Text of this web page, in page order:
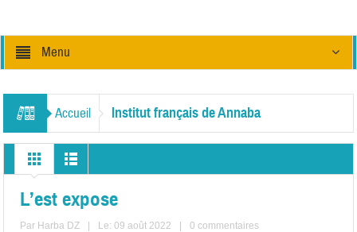
Menu
Accueil Institut français de Annaba
L’est expose
Par Harba DZ Le: 09 août 2022 0 commentaires